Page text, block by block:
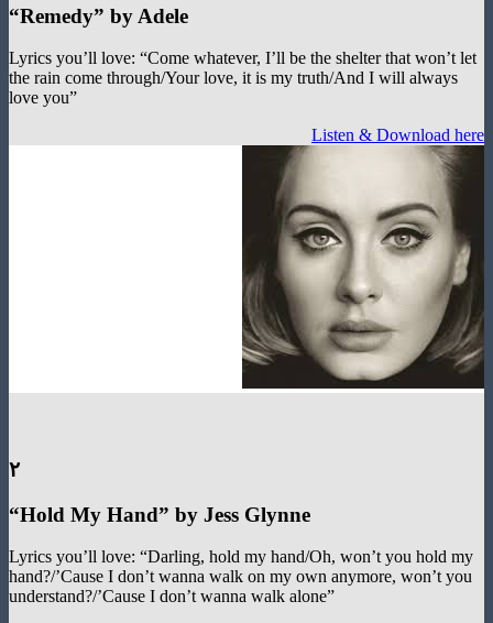
“Remedy ”by Adele
Lyrics you’ll love: “Come whatever, I’ll be the shelter that
the rain come through/Your love, it is my truth/And I will
love you”
Listen &
“ Hold My Hand ”by Jess Glynne
Lyrics you’ll love: “Darling, hold my hand/Oh, won’t you
hand?/’Cause I don’t wanna walk on my own anymore, won’t
understand?/’Cause I don’t wanna walk alone”